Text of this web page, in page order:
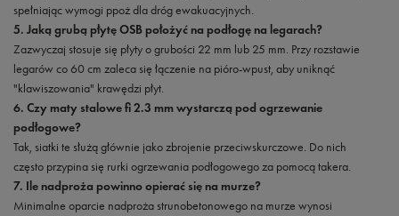
spełniając wymogi ppoż dla dróg ewakuacyjnych.
5. Jaką grubą płytę OSB położyć na podłogę na legarach?
Zazwyczaj stosuje się płyty o grubości 22 mm lub 25 mm. Przy rozstawie
legarów co 60 cm zaleca się łączenie na pióro-wpust, aby uniknąć
"klawiszowania" krawędzi płyt.
6. Czy maty stalowe fi 2.3 mm wystarczą pod ogrzewanie
podłogowe?
Tak, siatki te służą głównie jako zbrojenie przeciwskurczowe. Do nich
często przypina się rurki ogrzewania podłogowego za pomocą takera.
7. Ile nadproża powinno opierać się na murze?
Minimalne oparcie nadproża strunobetonowego na murze wynosi